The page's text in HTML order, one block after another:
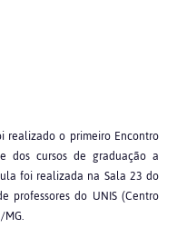
realizado o primeiro Encontro
dos cursos de graduação a
foi realizada na Sala 23 do
professores do UNIS (Centro